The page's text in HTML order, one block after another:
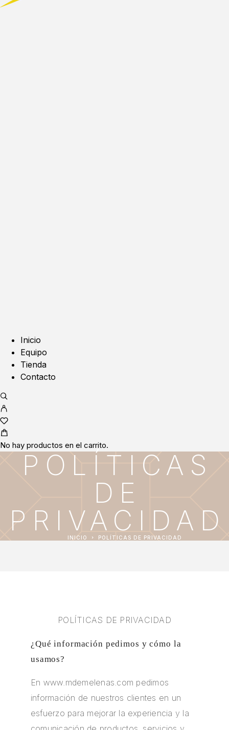
Inicio
Equipo
Tienda
Contacto
No hay productos en el carrito.
POLÍTICAS
DE
PRIVACIDAD
INICIO POLÍTICAS DE PRIVACIDAD
POLÍTICAS DE PRIVACIDAD
¿Qué información pedimos y cómo la
usamos?
En www.mdemelenas.com pedimos
información de nuestros clientes en un
esfuerzo para mejorar la experiencia y la